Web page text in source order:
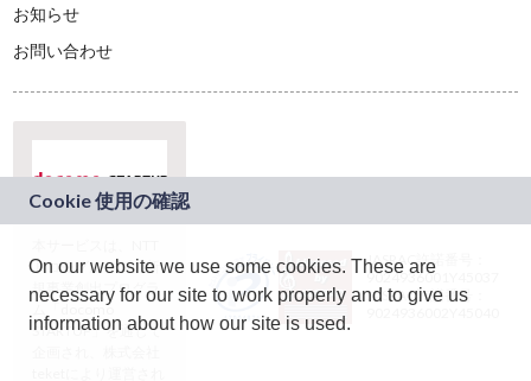
お知らせ
お問い合わせ
ドコモグループの新
規事業創出プログラ
ム「docomo
STARTUP」を通じて
JASRAC許諾番号：
9024936001Y45037
JASRAC許諾番号：
On our website we use some cookies. These are
necessary for our site to work properly and to give us
information about how our site is used.